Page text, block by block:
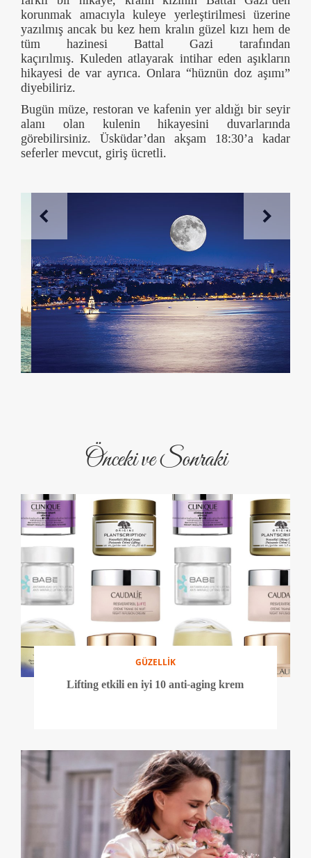
korunmak amacıyla kuleye yerleştirilmesi üzerine
yazılmış ancak bu kez hem kralın güzel kızı hem de
tüm hazinesi Battal Gazi tarafından
kaçırılmış. Kuleden atlayarak intihar eden aşıkların
hikayesi de var ayrıca. Onlara “hüznün doz aşımı”
diyebiliriz.
Bugün müze, restoran ve kafenin yer aldığı bir seyir
alanı olan kulenin hikayesini duvarlarında
görebilirsiniz. Üsküdar’dan akşam 18:30’a kadar
seferler mevcut, giriş ücretli.
Önceki ve Sonraki
GÜZELLİK
Lifting etkili en iyi 10 anti-aging krem